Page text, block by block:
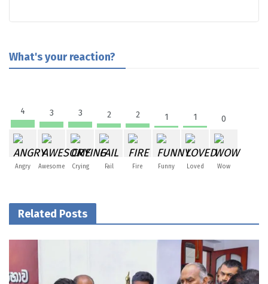
What's your reaction?
4
Angry
3
Awesome
3
Crying
2
Fail
2
Fire
1
Funny
1
Loved
0
Wow
Related Posts